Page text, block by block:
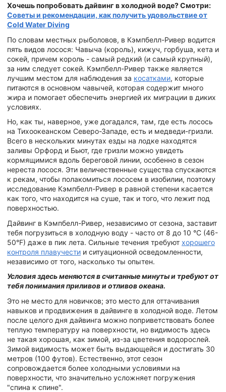
Хочешь попробовать дайвинг в холодной воде? Смотри:
Советы и рекомендации, как получить удовольствие от
Cold Water Diving
По словам местных рыболовов, в Кэмпбелл-Ривер водится
пять видов лосося: Чавыча (король), кижуч, горбуша, кета и
сокей, причем король - самый редкий (и самый крупный),
за ним следует сокей. Кэмпбелл-Ривер также является
лучшим местом для наблюдения за косатками, которые
питаются в основном чавычей, которая содержит много
жира и помогает обеспечить энергией их миграции в диких
условиях.
Но, как ты, наверное, уже догадался, там, где есть лосось
на Тихоокеанском Северо-Западе, есть и медведи-гризли.
Всего в нескольких минутах езды на лодке находятся
заливы Орфорд и Бьют, где гризли можно увидеть
кормящимися вдоль береговой линии, особенно в сезон
нереста лосося. Эти величественные существа спускаются
к рекам, чтобы полакомиться лососем в изобилии, поэтому
исследование Кэмпбелл-Ривер в равной степени касается
как того, что находится на суше, так и того, что лежит под
поверхностью.
Дайвинг в Кэмпбелл-Ривер, независимо от сезона, заставит
тебя погрузиться в холодную воду - часто от 8 до 10 °C (46-
50°F) даже в пик лета. Сильные течения требуют хорошего
контроля плавучести и ситуационной осведомленности,
независимо от того, насколько ты опытен.
Условия здесь меняются в считанные минуты и требуют от
тебя понимания приливов и отливов океана.
Это не место для новичков; это место для оттачивания
навыков и продвижения в дайвинге в холодной воде. Летом
после целого дня дайвинга можно поприветствовать более
теплую температуру на поверхности, но видимость здесь
не такая хорошая, как зимой, из-за цветения водорослей.
Зимой видимость может быть выдающейся и достигать 30
метров (100 футов). Естественно, этот сезон
сопровождается более холодными условиями на
поверхности, что значительно усложняет погружения
"спина к спине".